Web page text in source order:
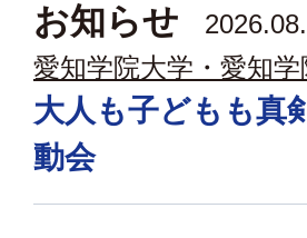
お知らせ
愛知学院大学・愛知
大人も子どもも
動会